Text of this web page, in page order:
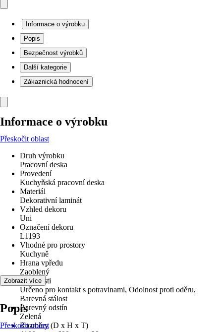
Informace o výrobku
Popis
Bezpečnost výrobků
Další kategorie
Zákaznická hodnocení
Informace o výrobku
Přeskočit oblast
Druh výrobku
Pracovní deska
Provedení
Kuchyňská pracovní deska
Materiál
Dekorativní laminát
Vzhled dekoru
Uni
Označení dekoru
L1193
Vhodné pro prostory
Kuchyně
Hrana vpředu
Zaoblený
Vlastnosti
Určeno pro kontakt s potravinami, Odolnost proti oděru,
Barevná stálost
Barevný odstín
Zelená
Rozměry (D x H x T)
Zobrazit více
Popis
Přeskočit oblast